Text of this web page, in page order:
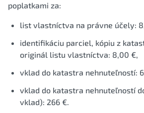
poplatkami za:
list vlastníctva na právne účely:
identifikáciu parciel, kópiu z
originál listu vlastníctva: 8,00 €,
vklad do katastra nehnuteľností:
vklad do katastra nehnuteľností
vklad): 266 €.